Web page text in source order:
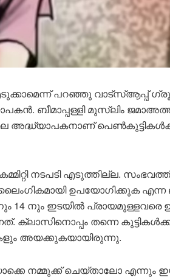
പറഞ്ഞു വാട്സ്ആപ്പ്
ബീമാപ്പള്ളി മുസ്ലിം ജമാഅത്ത്
അദ്ധ്യാപകനാണ്
നടപടി എടുത്തില്ല.
ലൈംഗികമായി ഉപയോഗിക്കുക
14 നും ഇടയിൽ പ്രായമുള്ളവരെ
ക്ലാസിനൊപ്പം തന്നെ
അയക്കുകയായിരുന്നു.
നമ്മുക്ക് ചെയ്താലോ എന്നും